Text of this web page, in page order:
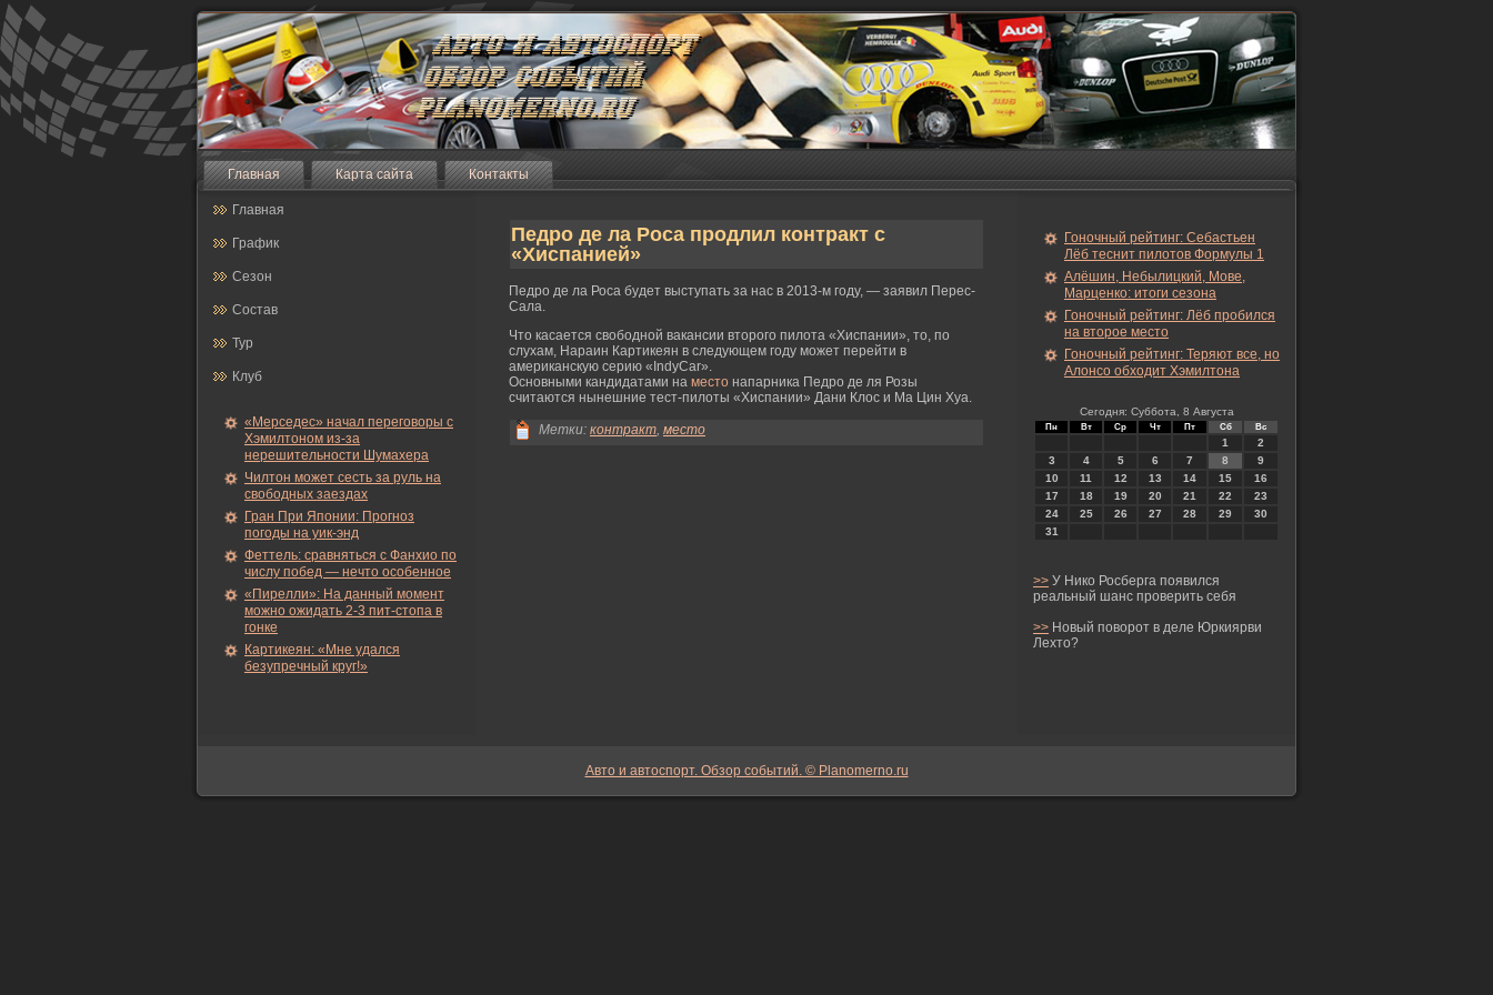
Главная Карта сайта Контакты
Главная
График
Сезон
Состав
Тур
Клуб
«Мерседес» начал переговоры с
Хэмилтоном из-за
нерешительности Шумахера
Чилтон может сесть за руль на
свободных заездах
Гран При Японии: Прогноз
погоды на уик-энд
Феттель: сравняться с Фанхио по
числу побед — нечто особенное
«Пирелли»: На данный момент
можно ожидать 2-3 пит-стопа в
гонке
Картикеян: «Мне удался
безупречный круг!»
Педро де ла Роса продлил контракт с
«Хиспанией»
Педрο де ла Роcа будет выступать за нас в 2013-м гοду, — заявил Перес-
Сала.
Что касается свободной вакансии второго пилота «Хиспании», то, по
слухам, Нараин Картикеян в следующем году может перейти в
американскую серию «IndyCar».
Основными кандидатами на место напарника Педро де ля Розы
считаются нынешние тест-пилоты «Хиспании» Дани Клос и Ма Цин Хуа.
Метки: контракт, место
Гоночный рейтинг: Себастьен
Лёб теснит пилотов Формулы 1
Алёшин, Небылицкий, Мове,
Марценко: итоги сезона
Гоночный рейтинг: Лёб пробился
на второе место
Гоночный рейтинг: Теряют все, но
Алонсо обходит Хэмилтона
Сегодня: Суббота, 8 Августа
Пн Вт Ср Чт Пт Сб Вс
1
2
3
4 5 6 7 8
9
10
11 12 13 14 15
16
17
18 19 20 21 22
23
24
25 26 27 28 29
30
31
>> У Нико Росберга появился
реальный шанс проверить себя
>> Новый поворот в деле Юркиярви
Лехто?
Авто и автоспорт. Обзор событий. © Planomerno.ru